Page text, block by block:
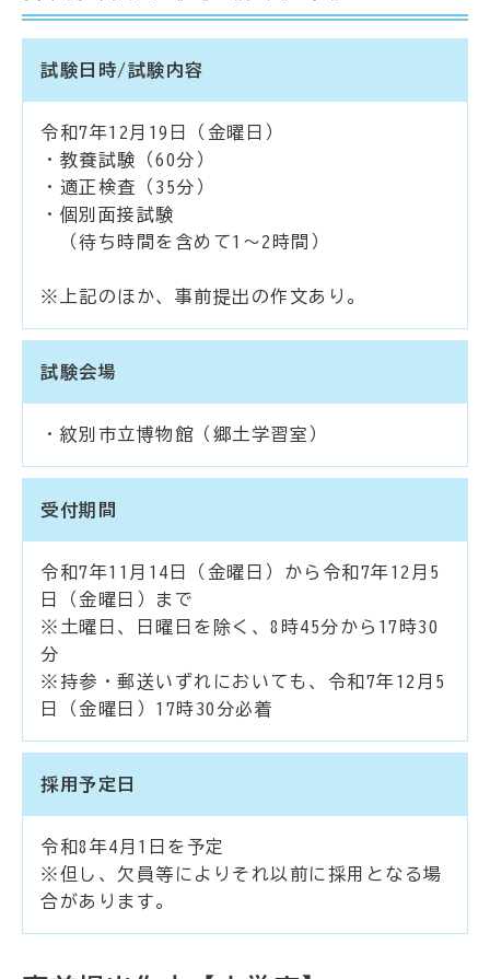
試験日時/試験内容
令和7年12月19日（金曜日）
・教養試験（60分）
・適正検査（35分）
・個別面接試験
（待ち時間を含めて1～2時間）
※上記のほか、事前提出の作文あり。
試験会場
・紋別市立博物館（郷土学習室）
受付期間
令和7年11月14日（金曜日）から令和7年12月5
日（金曜日）まで
※土曜日、日曜日を除く、8時45分から17時30
分
※持参・郵送いずれにおいても、令和7年12月5
日（金曜日）17時30分必着
採用予定日
令和8年4月1日を予定
※但し、欠員等によりそれ以前に採用となる場
合があります。